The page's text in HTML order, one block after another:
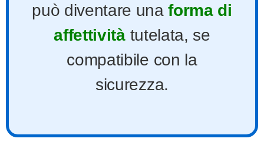
può diventare unaforma di
affettivitàtutelata, se
compatibile con la
sicurezza.